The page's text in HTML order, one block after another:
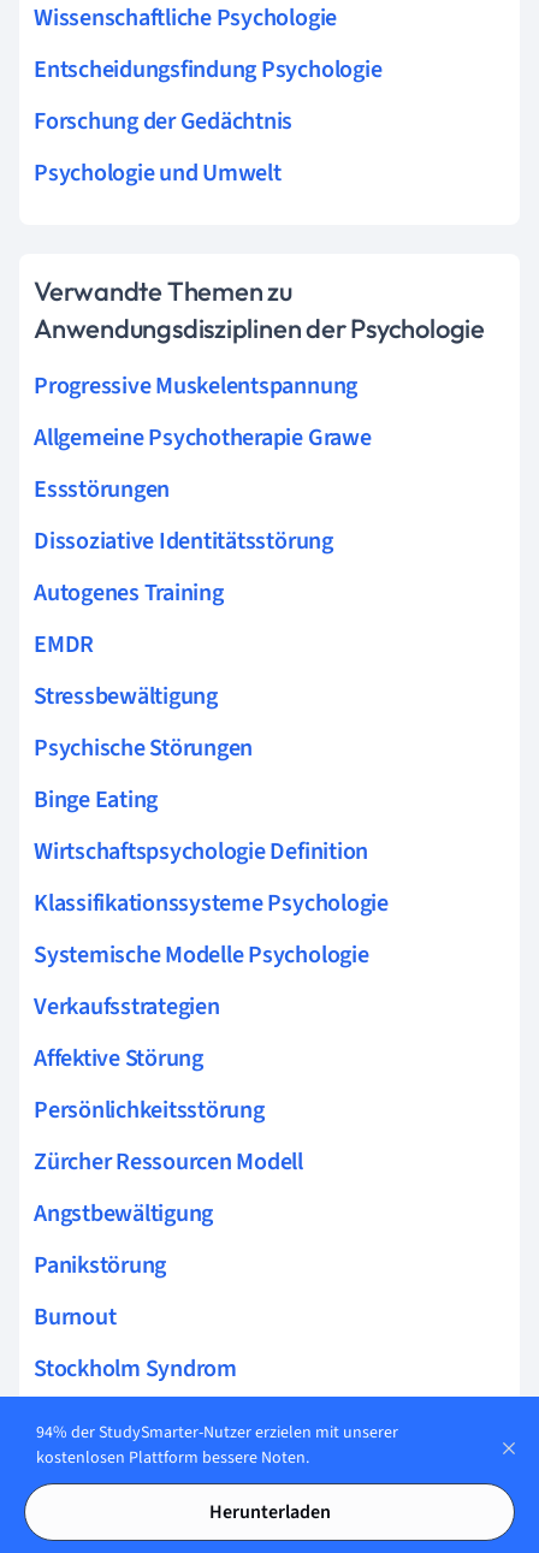
Wissenschaftliche Psychologie
Entscheidungsfindung Psychologie
Forschung der Gedächtnis
Psychologie und Umwelt
Verwandte Themen zu
Anwendungsdisziplinen der Psychologie
Progressive Muskelentspannung
Allgemeine Psychotherapie Grawe
Essstörungen
Dissoziative Identitätsstörung
Autogenes Training
EMDR
Stressbewältigung
Psychische Störungen
Binge Eating
Wirtschaftspsychologie Definition
Klassifikationssysteme Psychologie
Systemische Modelle Psychologie
Verkaufsstrategien
Affektive Störung
Persönlichkeitsstörung
Zürcher Ressourcen Modell
Angstbewältigung
Panikstörung
Burnout
Stockholm Syndrom
Akzeptanz
Klientenzentrierte Gesprächsführung
Personalentwicklung
94% der StudySmarter-Nutzer erzielen mit unserer
kostenlosen Plattform bessere Noten.
Herunterladen